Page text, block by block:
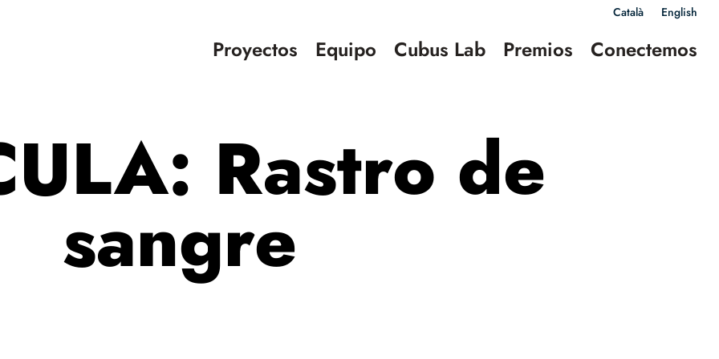
Català English
Proyectos Equipo Cubus Lab Premios Conectemos
Rastro de
sangre